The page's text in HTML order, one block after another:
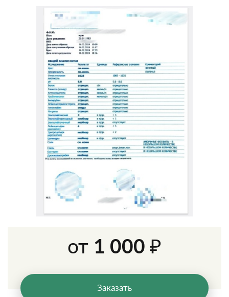
от 1 000 ₽
Заказать